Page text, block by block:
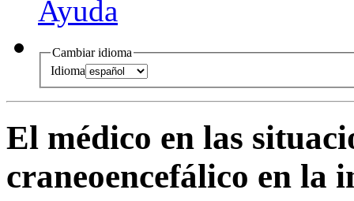
Ayuda
Cambiar idioma
Idioma
El médico en las
craneoencefálico en la